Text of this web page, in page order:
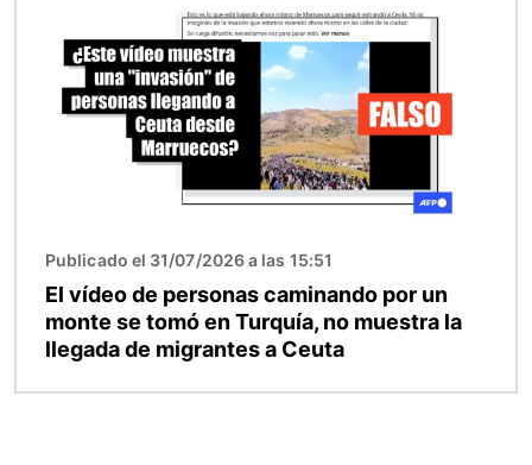
Publicado el 31/07/2026 a las 15:51
El vídeo de personas caminando por un
monte se tomó en Turquía, no muestra la
llegada de migrantes a Ceuta